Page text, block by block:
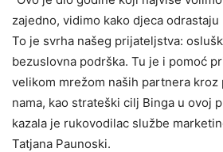
zajedno, vidimo kako djeca
To je svrha našeg prijateljstva:
bezuslovna podrška. Tu je i pomoć
velikom mrežom naših partnera
nama, kao strateški cilj Binga u ovoj
kazala je rukovodilac službe
Tatjana Paunoski.